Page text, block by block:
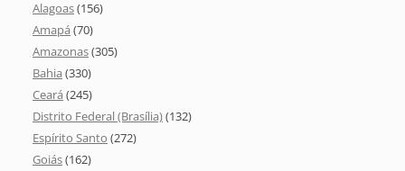
Alagoas(156)
Amapá (70)
Amazonas(305)
Bahia (330)
Ceará (245)
Distrito Federal (Brasília)(132)
Espírito Santo (272)
Goiás(162)